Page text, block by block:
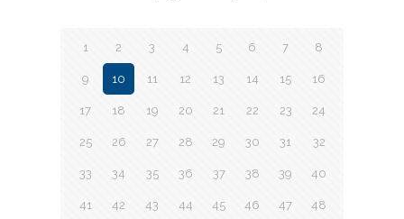
1 2 3 4 5 6 7 8
9 10 11 12 13 14 15 16
17 18 19 20 21 22 23 24
25 26 27 28 29 30 31 32
33 34 35 36 37 38 39 40
41 42 43 44 45 46 47 48